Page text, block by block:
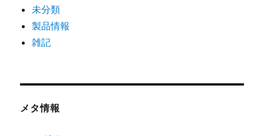
未分類
製品情報
雑記
メタ情報